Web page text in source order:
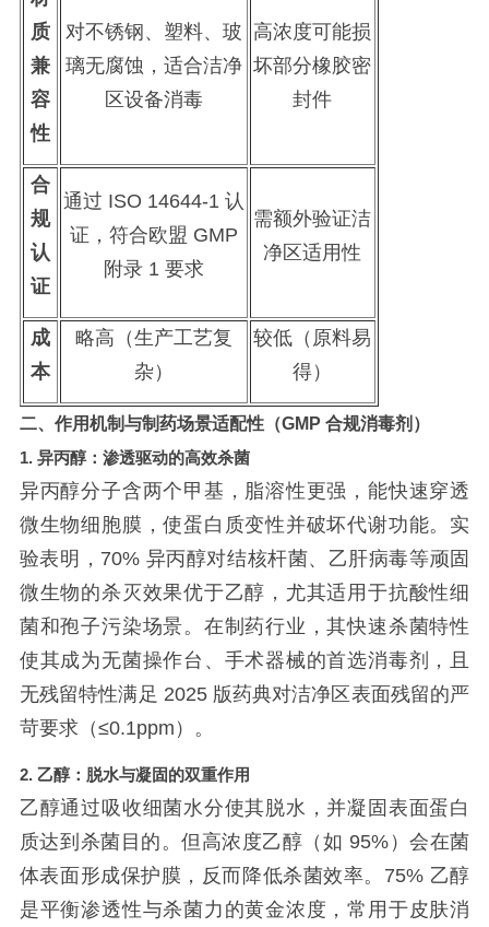
质
兼
容
性
对不锈钢、塑料、玻
璃无腐蚀，适合洁净
区设备消毒
高浓度可能损
坏部分橡胶密
封件
合
规
认
证
通过 ISO 14644-1 认
证，符合欧盟 GMP
附录 1 要求
需额外验证洁
净区适用性
成
本
略高（生产工艺复
杂）
较低（原料易
得）
二、作用机制与制药场景适配性（GMP 合规消毒剂）
1. 异丙醇：渗透驱动的高效杀菌
异丙醇分子含两个甲基，脂溶性更强，能快速穿透
微生物细胞膜，使蛋白质变性并破坏代谢功能。实
验表明， 70% 异丙醇对结核杆菌、乙肝病毒等顽固
微生物的杀灭效果优于乙醇，尤其适用于抗酸性细
菌和孢子污染场景。在制药行业，其快速杀菌特性
使其成为无菌操作台、手术器械的首选消毒剂，且
无残留特性满足 2025 版药典对洁净区表面残留的严
苛要求（≤0.1ppm）。
2. 乙醇：脱水与凝固的双重作用
乙醇通过吸收细菌水分使其脱水，并凝固表面蛋白
质达到杀菌目的。但高浓度乙醇（如 95%）会在菌
体表面形成保护膜，反而降低杀菌效率。75% 乙醇
是平衡渗透性与杀菌力的黄金浓度，常用于皮肤消